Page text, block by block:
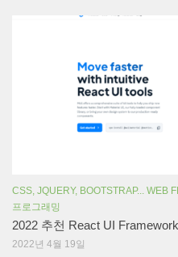
CSS, JQUERY, BOOTSTRAP... WEB
프로그래밍
2022 추천 React UI
2022년 4월 19일